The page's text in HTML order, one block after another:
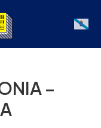
Galician
–